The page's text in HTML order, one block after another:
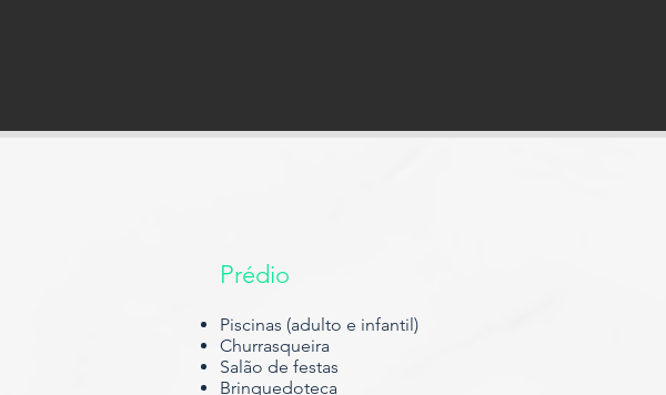
Prédio
Piscinas (adulto e infantil)
Churrasqueira
Salão de festas
Brinquedoteca